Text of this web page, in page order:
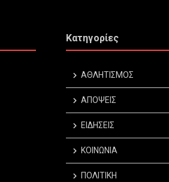
Κατηγορίες
ΑΘΛΗΤΙΣΜΟΣ
ΑΠΟΨΕΙΣ
ΕΙΔΗΣΕΙΣ
ΚΟΙΝΩΝΙΑ
ΠΟΛΙΤΙΚΗ